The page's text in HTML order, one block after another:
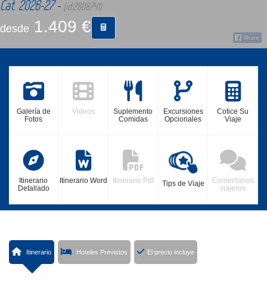
Cat. 2026-27 - (id:2608741)
desde 1.409 €
Galería de
Fotos
Videos
Suplemento
Comidas
Excursiones
Opcionales
Cotice Su
Viaje
Itinerario
Detallado
Itinerario Word Itinerario Pdf Tips de Viaje
Comentarios
viajeros
Itinerario Hoteles Previstos El precio incluye